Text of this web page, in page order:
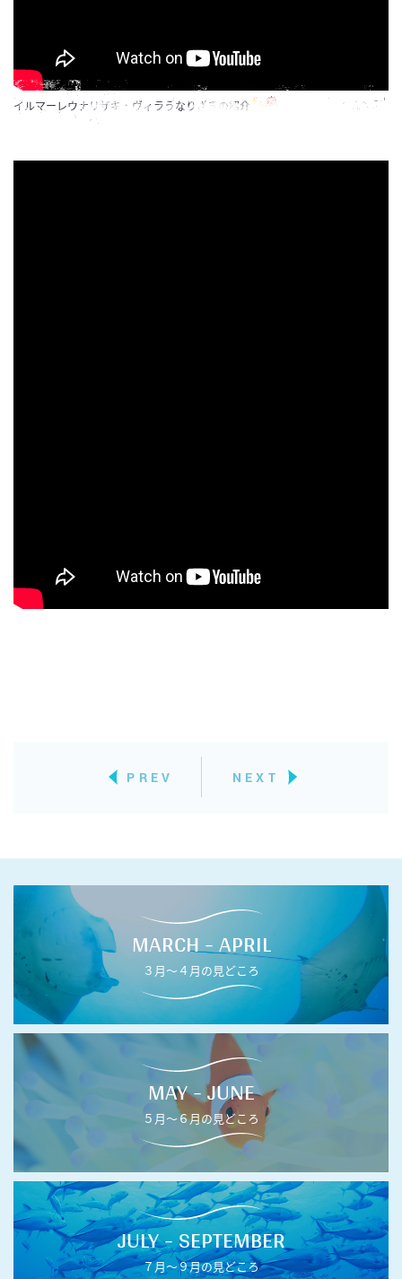
イルマーレウナリザキ・ヴィラうなりざきの紹介
PREV NEXT
MARCH - APRIL
３月〜４月の見どころ
MAY - JUNE
５月〜６月の見どころ
JULY - SEPTEMBER
７月〜９月の見どころ